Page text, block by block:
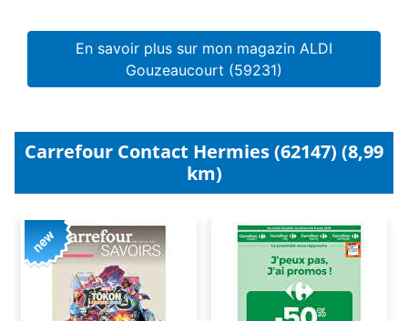
En savoir plus sur mon magazin ALDI
Gouzeaucourt (59231)
Carrefour Contact Hermies (62147) (8,99
km)